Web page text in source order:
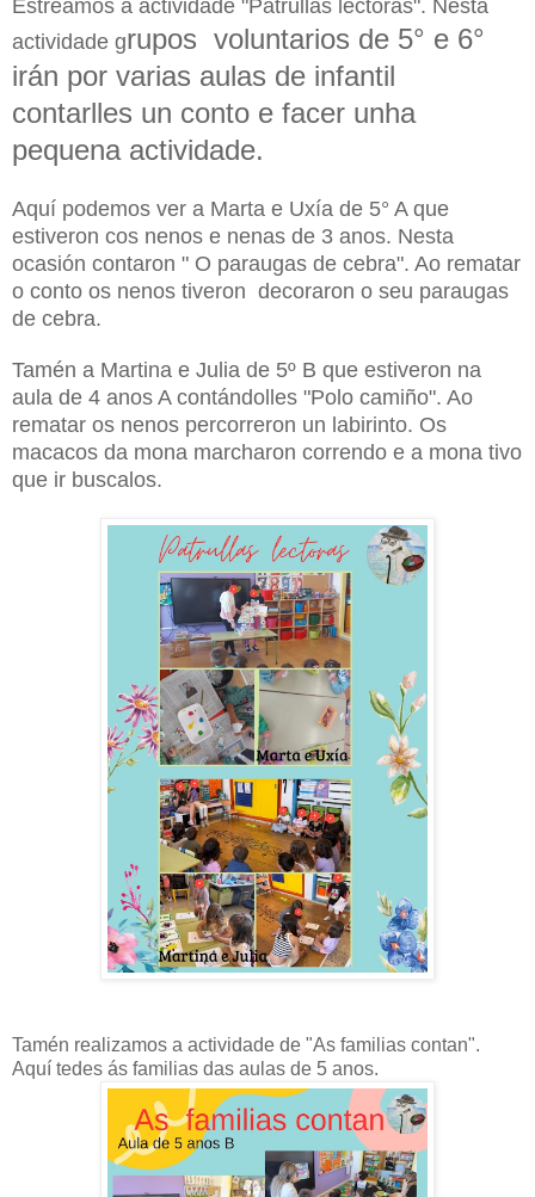
Estreamos a actividade "Patrullas lectoras". Nesta
actividade grupos voluntarios de 5° e 6°
irán por varias aulas de infantil
contarlles un conto e facer unha
pequena actividade.
Aquí podemos ver a Marta e Uxía de 5° A que
estiveron cos nenos e nenas de 3 anos. Nesta
ocasión contaron " O paraugas de cebra". Ao rematar
o conto os nenos tiveron decoraron o seu paraugas
de cebra.
Tamén a Martina e Julia de 5º B que estiveron na
aula de 4 anos A contándolles "Polo camiño". Ao
rematar os nenos percorreron un labirinto. Os
macacos da mona marcharon correndo e a mona tivo
que ir buscalos.
Tamén realizamos a actividade de "As familias contan".
Aquí tedes ás familias das aulas de 5 anos.